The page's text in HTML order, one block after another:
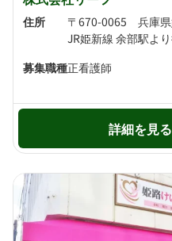
住所
募集職種正看護師
詳細を見る